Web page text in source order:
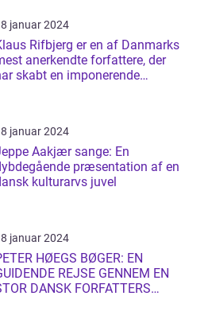
januar 2024
Rifbjerg er en af Danmarks
anerkendte forfattere, der
skabt en imponerende
januar 2024
Aakjær sange: En
præsentation af en
kulturarvs juvel
januar 2024
HØEGS BØGER: EN
REJSE GENNEM EN
DANSK FORFATTERS